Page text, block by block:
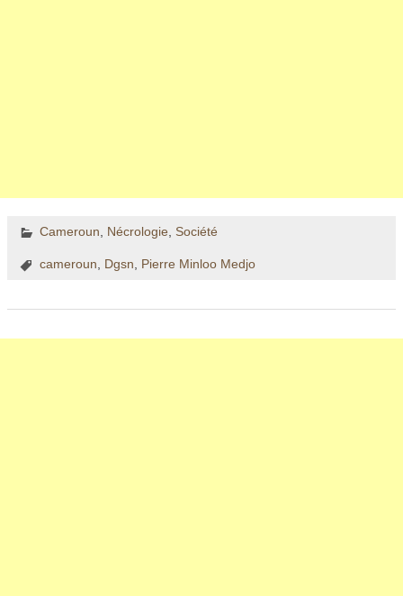
Cameroun, Nécrologie, Société
cameroun Dgsn Pierre Minloo Medjo